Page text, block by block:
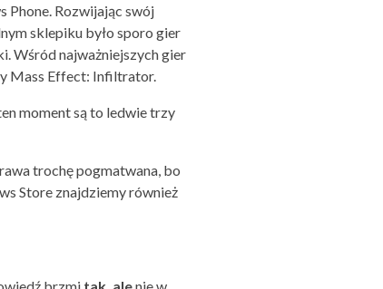
Phone. Rozwijając swój
sklepiku było sporo gier
Wśród najważniejszych gier
Mass Effect: Infiltrator.
moment są to ledwie trzy
trochę pogmatwana, bo
Store znajdziemy również
brzmi tak, alenie w